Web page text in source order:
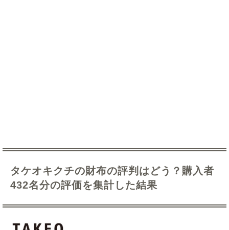
タケオキクチの財布の評判はどう？購入者
432名分の評価を集計した結果